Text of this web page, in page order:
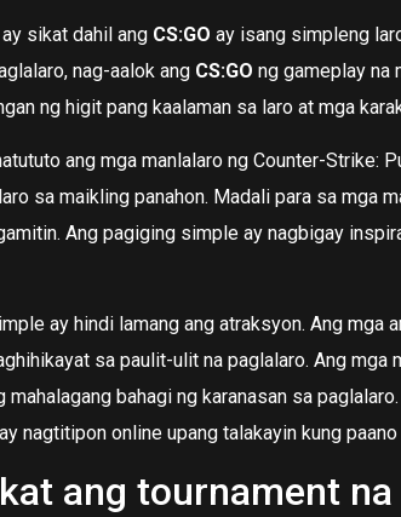
sikat dahil ang CS:GO ay isang simpleng
nag-aalok ang CS:GO ng gameplay na
ng higit pang kaalaman sa laro at mga
ang mga manlalaro ng Counter-Strike:
sa maikling panahon. Madali para sa mga
Ang pagiging simple ay nagbigay
ay hindi lamang ang atraksyon. Ang
sa paulit-ulit na paglalaro. Ang mga
mahalagang bahagi ng karanasan sa
nagtitipon online upang talakayin kung
ang tournament